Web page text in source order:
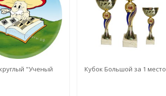
"Ученый
Кубок Большой за 1 место